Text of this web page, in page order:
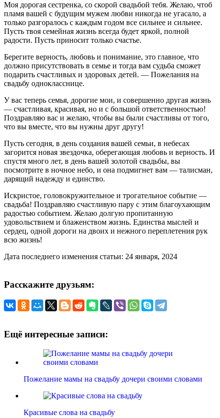
Моя дорогая сестренка, со скорой свадьбой тебя. Желаю, чтоб
пламя вашей с будущим мужем любви никогда не угасало, а
только разгоралось с каждым годом все сильнее и сильнее.
Пусть твоя семейная жизнь всегда будет яркой, полной
радости. Пусть приносит только счастье.
Берегите верность, любовь и понимание, это главное, что
должно присутствовать в семье и тогда вам судьба сможет
подарить счастливых и здоровых детей. — Пожелания на
свадьбу однокласснице.
У вас теперь семья, дорогие мои, и совершенно другая жизнь
— счастливая, красивая, но и с большой ответственностью!
Поздравляю вас и желаю, чтобы вы были счастливы от того,
что вы вместе, что вы нужны друг другу!
Пусть сегодня, в день создания вашей семьи, в небесах
загорится новая звездочка, оберегающая любовь и верность. И
спустя много лет, в день вашей золотой свадьбы, вы
посмотрите в ночное небо, и она подмигнет вам — талисман,
дарящий надежду и единство.
Искристое, головокружительное и трогательное событие —
свадьба! Поздравляю счастливую пару с этим благоухающим
радостью событием. Желаю долгую пропитанную
удовольствием и блаженством жизнь. Единства мыслей и
сердец, одной дороги на двоих и нежного переплетения рук
всю жизнь!
Дата последнего изменения статьи: 24 января, 2024
Расскажите друзьям:
Ещё интересные записи:
Пожелание мамы на свадьбу дочери своими словами
Красивые слова на свадьбу